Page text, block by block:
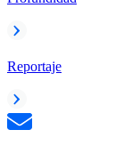
Reportaje